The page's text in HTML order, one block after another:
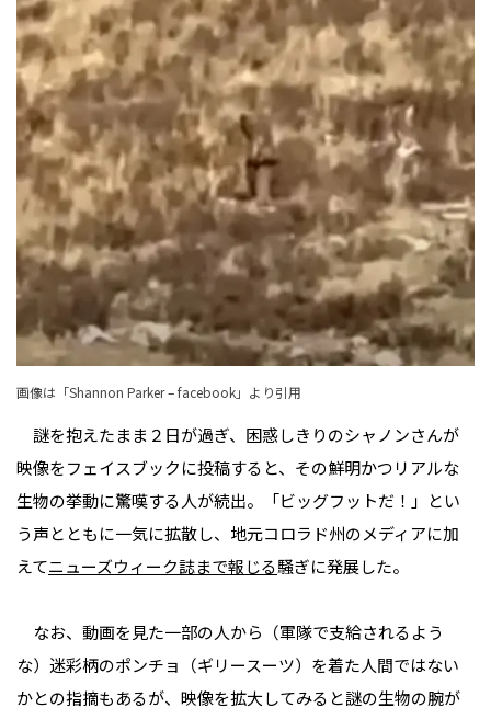
画像は「Shannon Parker – facebook」より引用
謎を抱えたまま２日が過ぎ、困惑しきりのシャノンさんが
映像をフェイスブックに投稿すると、その鮮明かつリアルな
生物の挙動に驚嘆する人が続出。「ビッグフットだ！」とい
う声とともに一気に拡散し、地元コロラド州のメディアに加
えてニューズウィーク誌まで報じる騒ぎに発展した。
なお、動画を見た一部の人から（軍隊で支給されるよう
な）迷彩柄のポンチョ（ギリースーツ）を着た人間ではない
かとの指摘もあるが、映像を拡大してみると謎の生物の腕が